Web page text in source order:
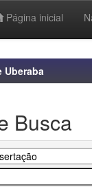
Página inicial
Uberaba
Busca